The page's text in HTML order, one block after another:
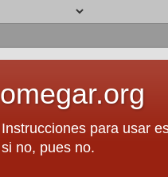
omegar.org
Instrucciones para usar
si no, pues no.